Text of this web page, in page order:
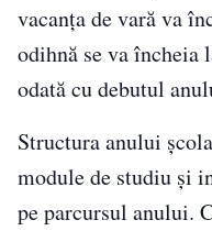
vacanța de vară va
odihnă se va
odată cu debutul
Structura anului
module de studiu și
pe parcursul anului.